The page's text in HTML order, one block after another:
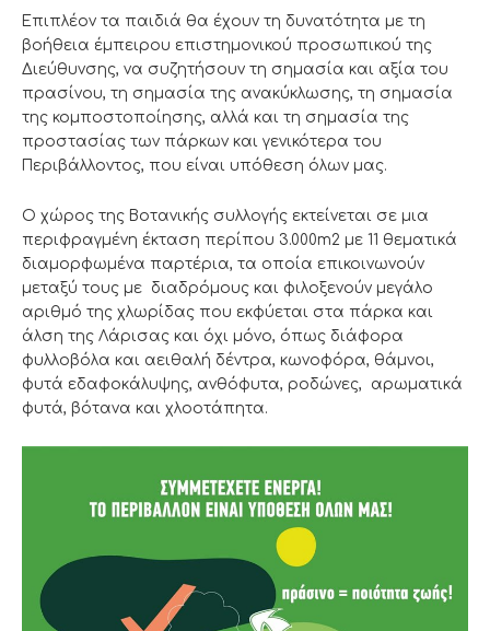
Επιπλέον τα παιδιά θα έχουν τη δυνατότητα με τη
βοήθεια έμπειρου επιστημονικού προσωπικού της
Διεύθυνσης, να συζητήσουν τη σημασία και αξία του
πρασίνου, τη σημασία της ανακύκλωσης, τη σημασία
της κομποστοποίησης, αλλά και τη σημασία της
προστασίας των πάρκων και γενικότερα του
Περιβάλλοντος, που είναι υπόθεση όλων μας.
Ο χώρος της Βοτανικής συλλογής εκτείνεται σε μια
περιφραγμένη έκταση περίπου 3.000m2 με 11 θεματικά
διαμορφωμένα παρτέρια, τα οποία επικοινωνούν
μεταξύ τους με διαδρόμους και φιλοξενούν μεγάλο
αριθμό της χλωρίδας που εκφύεται στα πάρκα και
άλση της Λάρισας και όχι μόνο, όπως διάφορα
φυλλοβόλα και αειθαλή δέντρα, κωνοφόρα, θάμνοι,
φυτά εδαφοκάλυψης, ανθόφυτα, ροδώνες, αρωματικά
φυτά, βότανα και χλοοτάπητα.